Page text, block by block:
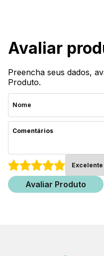
Avaliar
Preencha seus dados,
Produto.
Avaliar Produto